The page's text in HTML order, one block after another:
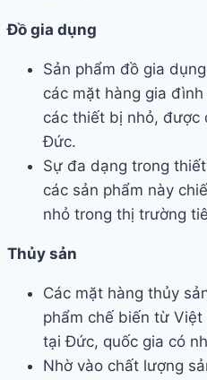
Đồ gia dụng
Sản phẩm đồ gia
các mặt hàng gia
các thiết bị nhỏ, được
Đức.
Sự đa dạng trong
các sản phẩm này
nhỏ trong thị trường
Thủy sản
Các mặt hàng thủy
phẩm chế biến từ
tại Đức, quốc gia có
Nhờ vào chất lượng